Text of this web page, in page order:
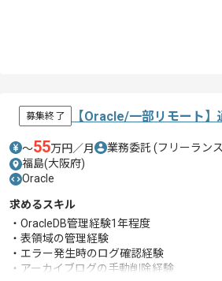
募集終了 【Oracle/一部リモート
〜55万円／月 業務委託 (フリーラン
福島(大阪府)
Oracle
求めるスキル
・OracleDB管理経験1年程度
・表領域の管理経験
・エラー発生時のログ確認経験
・アーカイブログの手動削除経験